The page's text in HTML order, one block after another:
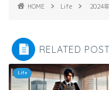
HOME Life 2024
RELATED POST
Life